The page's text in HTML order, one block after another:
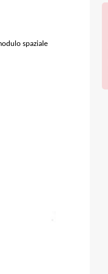
spaziale